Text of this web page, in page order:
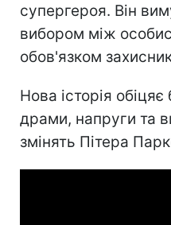
супергероя. Він
вибором між
обов'язком
Нова історія
драми, напруги та
змінять Пітера